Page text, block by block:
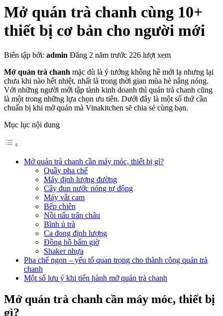
Mở quán trà chanh cùng 10+
thiết bị cơ bản cho người mới
Biên tập bởi: admin Đăng 2 năm trước 226 lượt xem
Mở quán trà chanh mặc dù là ý tưởng không hề mới lạ nhưng lại
chưa khi nào hết nhiệt, nhất là trong thời gian mùa hè nắng nóng.
Với những người mới tập tành kinh doanh thì quán trà chanh cũng
là một trong những lựa chọn ưu tiên. Dưới đây là một số thứ cần
chuẩn bị khi mở quán mà Vinakitchen sẽ chia sẻ cùng bạn.
Mục lục nội dung
Mở quán trà chanh cần máy móc, thiết bị gì?
Quầy pha chế
Máy định lượng đường
Cây đun nước nóng tự động
Máy vắt cam
Bếp chiên
Nồi nấu trân châu
Bình ủ trà
Ca đong định lượng
Đồng hồ bấm giờ
Shaker nhựa
Pha chế ngon – yếu tố quan trọng cho thành công quán trà
chanh
Một số lưu ý khi tiến hành mở quán trà chanh
Mở quán trà chanh cần máy móc, thiết bị
gì?